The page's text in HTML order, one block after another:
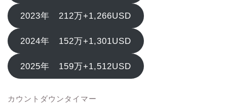
2023年 212万+1,266USD
2024年 152万+1,301USD
2025年 159万+1,512USD
カウントダウンタイマー